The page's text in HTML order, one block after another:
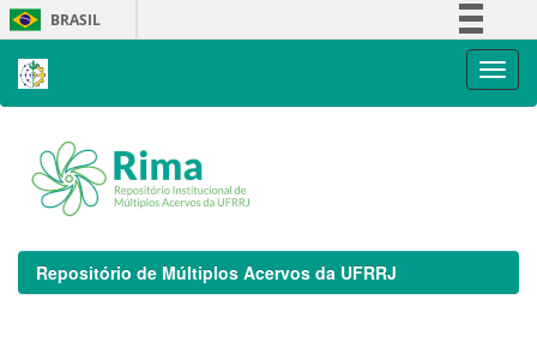
Skip
navigation
BRASIL
Repositório de Múltiplos Acervos da UFRRJ